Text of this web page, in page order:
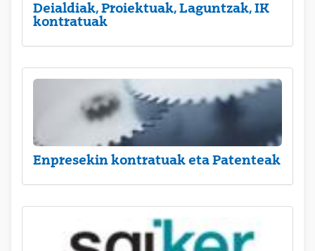
Deialdiak, Proiektuak, Laguntzak, IK
kontratuak
Enpresekin kontratuak eta Patenteak